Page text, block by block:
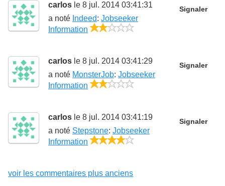
carlos le 8 jul. 2014 03:41:31 Signaler
a noté Indeed: Jobseeker
Information
carlos le 8 jul. 2014 03:41:29 Signaler
a noté MonsterJob: Jobseeker
Information
carlos le 8 jul. 2014 03:41:19 Signaler
a noté Stepstone: Jobseeker
Information
voir les commentaires plus anciens